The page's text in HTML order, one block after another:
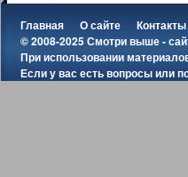
Главная О сайте Контакты
© 2008-2025 Смотри выше -
При использовании
Если у вас есть вопросы или